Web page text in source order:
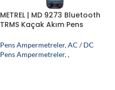
METREL | MD 9273 Bluetooth
TRMS Kaçak Akım Pens
Fonksiyonlu)
Pens Ampermetreler,AC / DC
Pens Ampermetreler,,